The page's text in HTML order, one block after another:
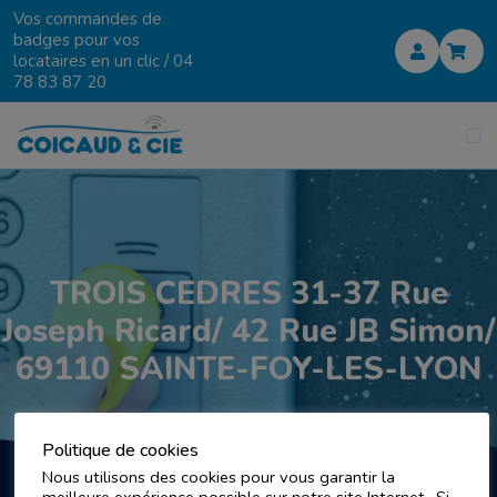
Vos commandes de
badges pour vos
locataires en un clic /04
78 83 87 20
TROIS CEDRES 31-37 Rue
Joseph Ricard/ 42 Rue JB Simon/
69110 SAINTE-FOY-LES-LYON
Politique de cookies
Nous utilisons des cookies pour vous garantir la